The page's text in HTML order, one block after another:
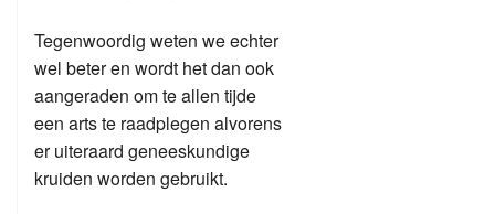
Tegenwoordig weten we echter
wel beter en wordt het dan ook
aangeraden om te allen tijde
een arts te raadplegen alvorens
er uiteraard geneeskundige
kruiden worden gebruikt.